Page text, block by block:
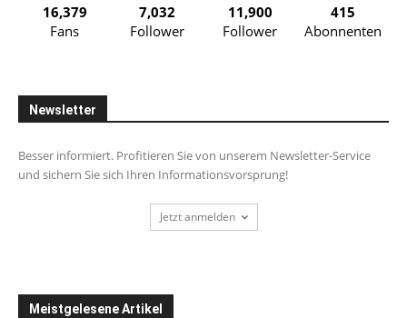
16,379
Fans
7,032
Follower
11,900
Follower
415
Abonnenten
Newsletter
Besser informiert. Profitieren Sie von unserem Newsletter-Service
und sichern Sie sich Ihren Informationsvorsprung!
Jetzt anmelden
Meistgelesene Artikel